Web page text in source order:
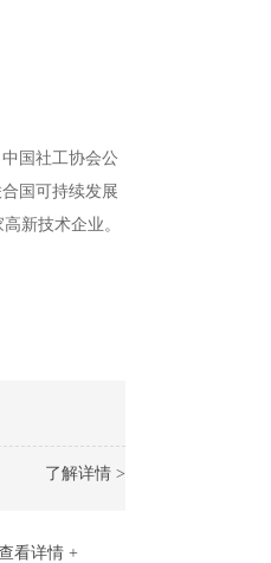
国社工协会公
国可持续发展
新技术企业。
了解详情 >
看详情 +